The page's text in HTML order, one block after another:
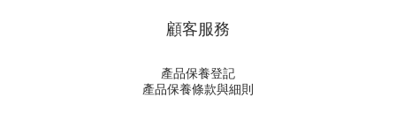
顧客服務
產品保養登記
產品保養條款與細則